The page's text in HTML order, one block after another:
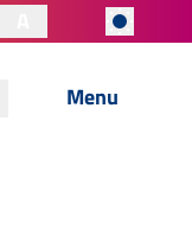
Menu